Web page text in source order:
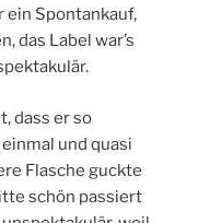
ein Spontankauf,
das Label war’s
dass er so
und quasi
Flasche guckte
schön passiert